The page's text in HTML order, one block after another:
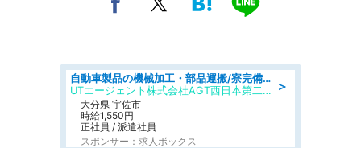
＞
自動車製品の機械加工・部品運搬/寮完備/日払い/工場・製造
UTエージェント株式会社AGT西日本第二CU
大分県 宇佐市
時給1,550円
正社員 / 派遣社員
スポンサー：求人ボックス